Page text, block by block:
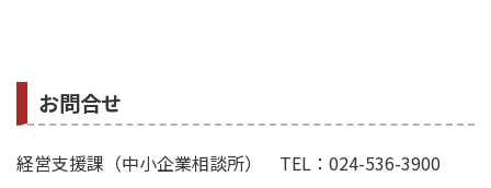
お問合せ
経営支援課（中小企業相談所） TEL：024-536-3900